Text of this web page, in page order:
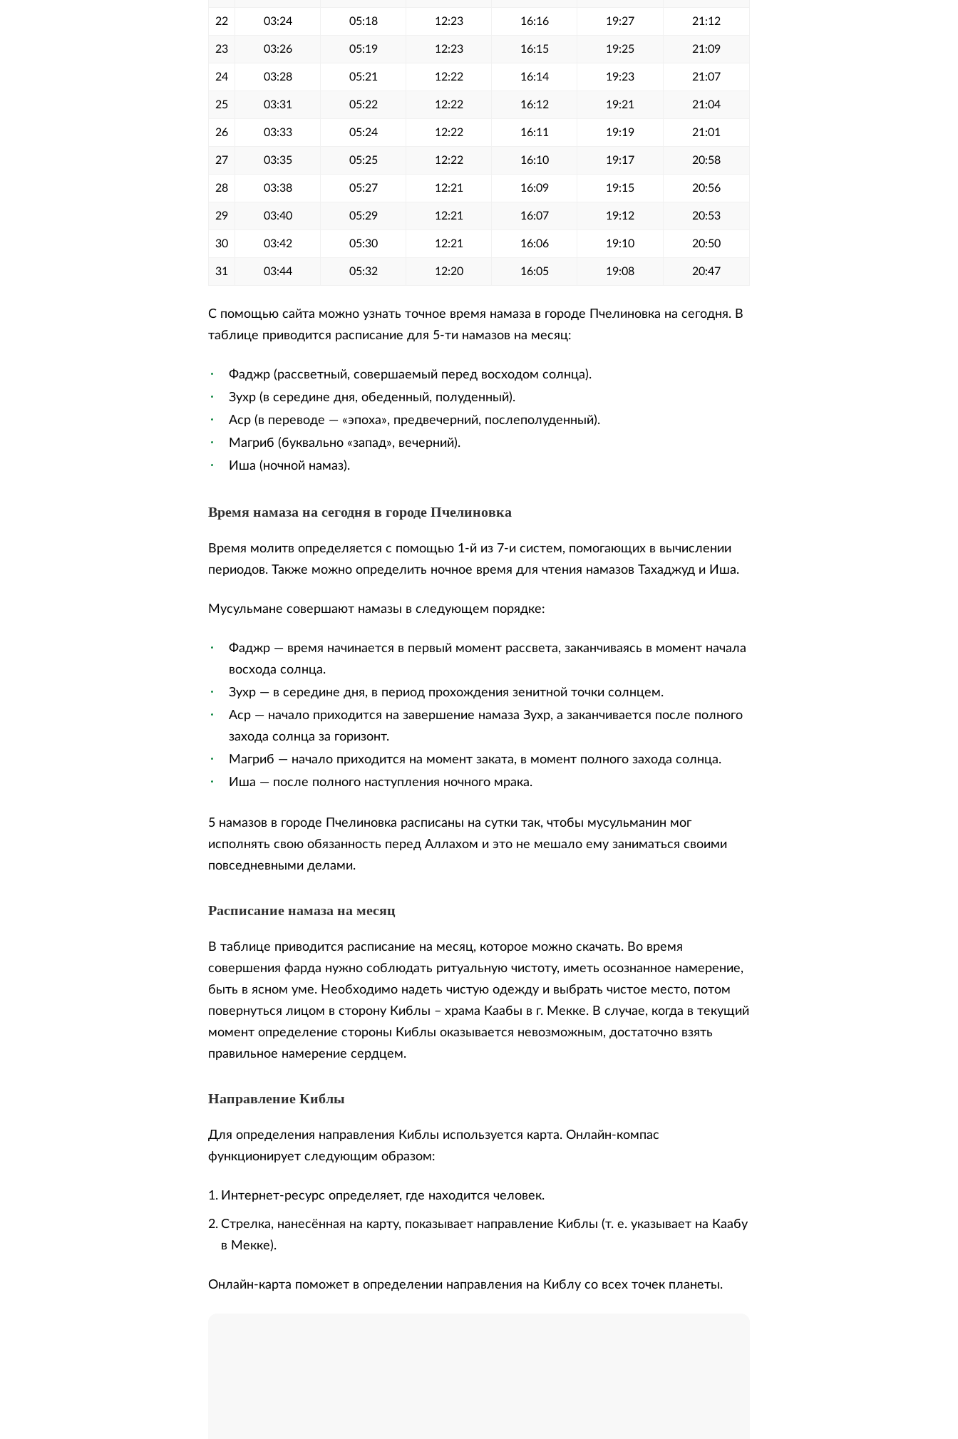
22 03:24 05:18 12:23 16:16 19:27 21:12
23 03:26 05:19 12:23 16:15 19:25 21:09
24 03:28 05:21 12:22 16:14 19:23 21:07
25 03:31 05:22 12:22 16:12 19:21 21:04
26 03:33 05:24 12:22 16:11 19:19 21:01
27 03:35 05:25 12:22 16:10 19:17 20:58
28 03:38 05:27 12:21 16:09 19:15 20:56
29 03:40 05:29 12:21 16:07 19:12 20:53
30 03:42 05:30 12:21 16:06 19:10 20:50
31 03:44 05:32 12:20 16:05 19:08 20:47
С помощью сайта можно узнать точное время намаза в городе Пчелиновка на сегодня. В
таблице приводится расписание для 5-ти намазов на месяц:
Фаджр (рассветный, совершаемый перед восходом солнца).
Зухр (в середине дня, обеденный, полуденный).
Аср (в переводе — «эпоха», предвечерний, послеполуденный).
Магриб (буквально «запад», вечерний).
Иша (ночной намаз).
Время намаза на сегодня в городе Пчелиновка
Время молитв определяется с помощью 1-й из 7-и систем, помогающих в вычислении
периодов. Также можно определить ночное время для чтения намазов Тахаджуд и Иша.
Мусульмане совершают намазы в следующем порядке:
Фаджр — время начинается в первый момент рассвета, заканчиваясь в момент начала
восхода солнца.
Зухр — в середине дня, в период прохождения зенитной точки солнцем.
Аср — начало приходится на завершение намаза Зухр, а заканчивается после полного
захода солнца за горизонт.
Магриб — начало приходится на момент заката, в момент полного захода солнца.
Иша — после полного наступления ночного мрака.
5 намазов в городе Пчелиновка расписаны на сутки так, чтобы мусульманин мог
исполнять свою обязанность перед Аллахом и это не мешало ему заниматься своими
повседневными делами.
Расписание намаза на месяц
В таблице приводится расписание на месяц, которое можно скачать. Во время
совершения фарда нужно соблюдать ритуальную чистоту, иметь осознанное намерение,
быть в ясном уме. Необходимо надеть чистую одежду и выбрать чистое место, потом
повернуться лицом в сторону Киблы – храма Каабы в г. Мекке. В случае, когда в текущий
момент определение стороны Киблы оказывается невозможным, достаточно взять
правильное намерение сердцем.
Направление Киблы
Для определения направления Киблы используется карта. Онлайн-компас
функционирует следующим образом:
Интернет-ресурс определяет, где находится человек.
Стрелка, нанесённая на карту, показывает направление Киблы (т. е. указывает на Каабу
в Мекке).
Онлайн-карта поможет в определении направления на Киблу со всех точек планеты.